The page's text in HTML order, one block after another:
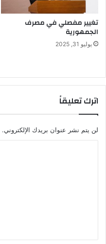
تغيير مفصلي في مصرف
الجمهورية
يوليو 31, 2025
اترك تعليقاً
لن يتم نشر عنوان بريدك الإلكتروني.